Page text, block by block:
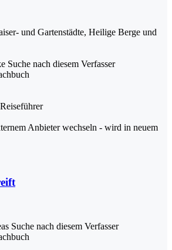
und Gartenstädte, Heilige Berge und
Suche nach diesem Verfasser
Anbieter wechseln - wird in neuem
Suche nach diesem Verfasser